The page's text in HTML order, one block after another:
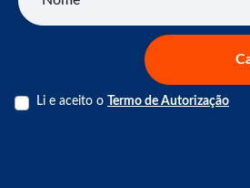
Li e aceito o Termo de Autorização